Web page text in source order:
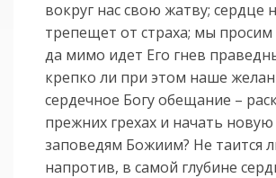
вокруг нас свою жатву; сердце
трепещет от страха; мы просим
да мимо идет Его гнев
крепко ли при этом наше
сердечное Богу обещание –
прежних грехах и начать
заповедям Божиим? Не таится
напротив, в самой глубине